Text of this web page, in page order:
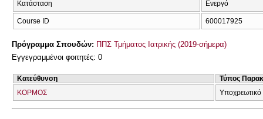
Κατάσταση Ενεργό
Course ID 600017925
Πρόγραμμα Σπουδών: ΠΠΣ Τμήματος Ιατρικής (2019-σήμερα)
Εγγεγραμμένοι φοιτητές: 0
Κατεύθυνση
Τύπος
ΚΟΡΜΟΣ
Υποχρεωτικό